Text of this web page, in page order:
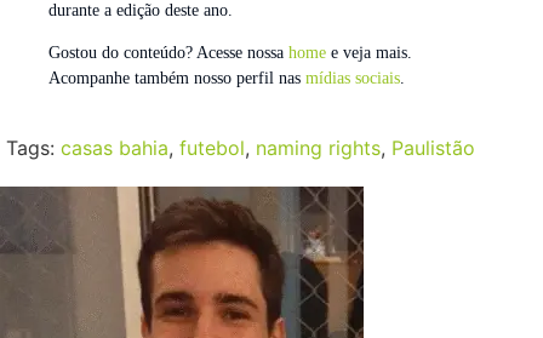
durante a edição deste ano.
Gostou do conteúdo? Acesse nossa home e veja mais.
Acompanhe também nosso perfil nas mídias sociais.
Tags: casas bahia, futebol, naming rights, Paulistão